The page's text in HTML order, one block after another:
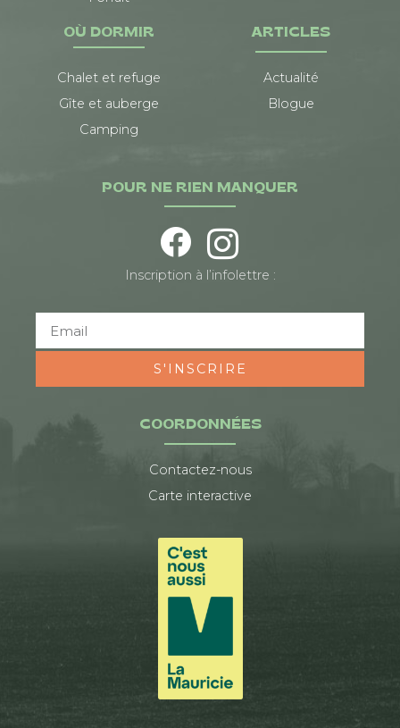
OÙ DORMIR
Chalet et refuge
Gîte et auberge
Camping
ARTICLES
Actualité
Blogue
COORDONNÉES
Contactez-nous
Carte interactive
POUR NE RIEN MANQUER
Inscription à l’infolettre :
S'INSCRIRE